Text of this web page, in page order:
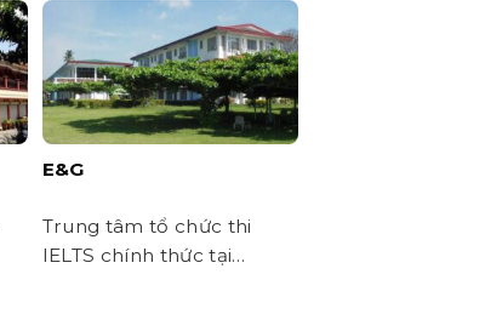
E&G
Trung tâm tổ chức thi
IELTS chính thức tại